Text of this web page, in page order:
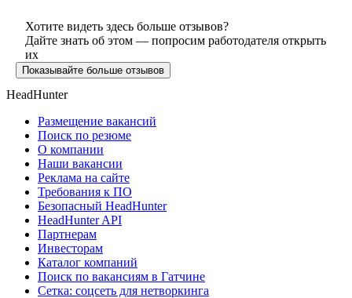
Хотите видеть здесь больше отзывов?
Дайте знать об этом — попросим работодателя открыть
их
Показывайте больше отзывов
HeadHunter
Размещение вакансий
Поиск по резюме
О компании
Наши вакансии
Реклама на сайте
Требования к ПО
Безопасный HeadHunter
HeadHunter API
Партнерам
Инвесторам
Каталог компаний
Поиск по вакансиям в Гатчине
Сетка: соцсеть для нетворкинга